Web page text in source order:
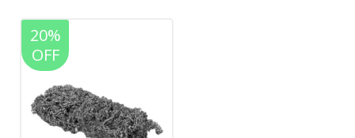
20%
OFF